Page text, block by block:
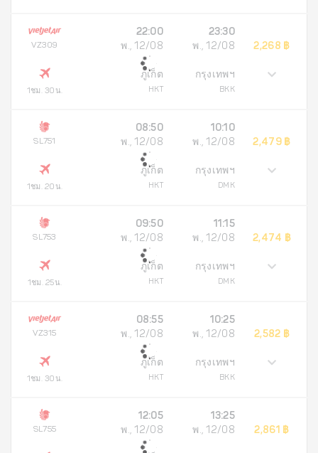
VZ309
1ชม. 30น.
22:00
พ., 12/08
ภูเก็ต
HKT
23:30
พ., 12/08
กรุงเทพฯ
BKK
2,268 ฿
SL751
1ชม. 20น.
08:50
พ., 12/08
ภูเก็ต
HKT
10:10
พ., 12/08
กรุงเทพฯ
DMK
2,479 ฿
SL753
1ชม. 25น.
09:50
พ., 12/08
ภูเก็ต
HKT
11:15
พ., 12/08
กรุงเทพฯ
DMK
2,474 ฿
VZ315
1ชม. 30น.
08:55
พ., 12/08
ภูเก็ต
HKT
10:25
พ., 12/08
กรุงเทพฯ
BKK
2,582 ฿
SL755
12:05
พ., 12/08
13:25
พ., 12/08
2,861 ฿